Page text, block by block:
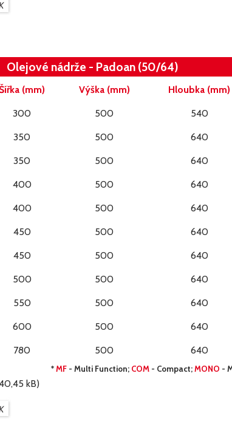
Olejové nádrže - Padoan (50/64)
(mm) Výška (mm) Hloubka (mm)
300 500 540
350 500 640
350 500 640
400 500 640
400 500 640
450 500 640
450 500 640
500 500 640
550 500 640
600 500 640
780 500 640
*MF - Multi Function; COM - Compact;MONO -
kB)